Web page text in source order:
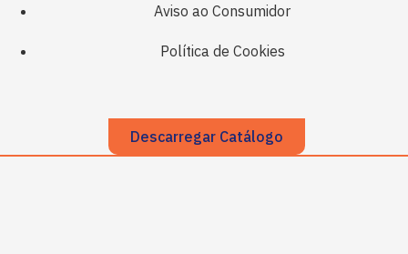
Aviso ao Consumidor
Política de Cookies
Descarregar Catálogo